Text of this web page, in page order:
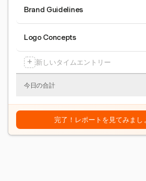
Brand Guidelines
Logo Concepts
+ 新しいタイムエントリー
今日の合計
完了！レポートを見てみまし